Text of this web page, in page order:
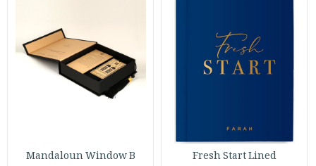
Fresh Start Lined
Mandaloun Window B